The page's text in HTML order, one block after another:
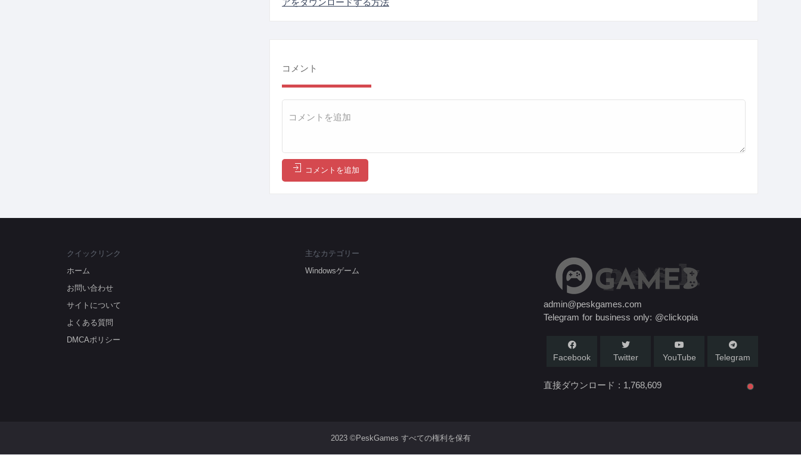
コメント
コメントを追加
クイックリンク
ホーム
お問い合わせ
サイトについて
よくある質問
DMCAポリシー
主なカテゴリー
Windowsゲーム
admin@peskgames.com
Telegram for business only: @clickopia
Facebook Twitter YouTube Telegram
直接ダウンロード : 1,768,609
2023 ©PeskGames すべての権利を保有